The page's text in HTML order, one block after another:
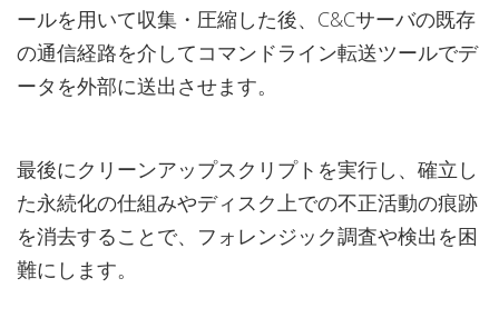
ールを用いて収集・圧縮した後、C&Cサーバの既存
の通信経路を介してコマンドライン転送ツールでデ
ータを外部に送出させます。
最後にクリーンアップスクリプトを実行し、確立し
た永続化の仕組みやディスク上での不正活動の痕跡
を消去することで、フォレンジック調査や検出を困
難にします。